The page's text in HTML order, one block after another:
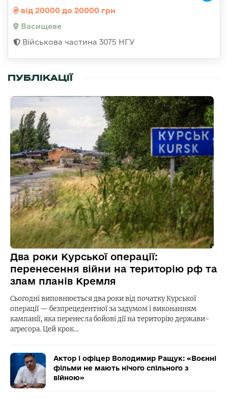
від 20000 до 20000 грн
Васищеве
Військова частина 3075 НГУ
ПУБЛІКАЦІЇ
Два роки Курської операції:
перенесення війни на територію рф та
злам планів Кремля
Сьогодні виповнюється два роки від початку Курської
операції — безпрецедентної за задумом і виконанням
кампанії, яка перенесла бойові дії на територію держави-
агресора. Цей крок…
Актор і офіцер Володимир Ращук: «Воєнні
фільми не мають нічого спільного з
війною»